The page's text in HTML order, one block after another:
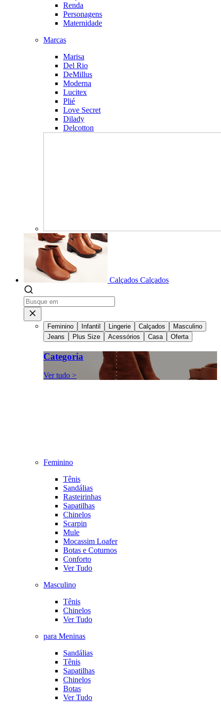
Renda
Personagens
Maternidade
Marcas
Marisa
Del Rio
DeMillus
Moderna
Lucitex
Plié
Love Secret
Dilady
Delcotton
Calçados Calçados
Feminino Infantil Lingerie Calçados
Masculino
Jeans
Plus Size Acessórios Casa Oferta
Categoria
Ver tudo >
Feminino
Tênis
Sandálias
Rasteirinhas
Sapatilhas
Chinelos
Scarpin
Mule
Mocassim Loafer
Botas e Coturnos
Conforto
Ver Tudo
Masculino
Tênis
Chinelos
Ver Tudo
para Meninas
Sandálias
Tênis
Sapatilhas
Chinelos
Botas
Ver Tudo